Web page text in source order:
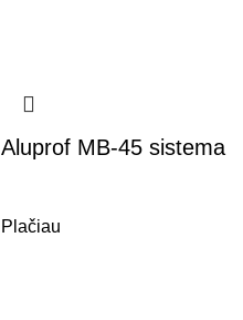
Aluprof MB-45 sistema
Plačiau